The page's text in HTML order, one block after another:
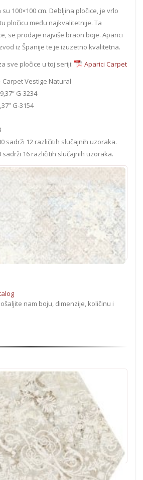
100×100 cm. Debljina pločice, je vrlo
pločicu među najkvalitetnije. Ta
se prodaje najviše braon boje. Aparici
iz Španije te je izuzetno kvalitetna.
sve pločice u toj seriji:
Aparici Carpet
Vestige Natural
G-3234
G-3154
sadrži 12 različitih slučajnih uzoraka.
sadrži 16 različitih slučajnih uzoraka.
nam boju, dimenzije, količinu i